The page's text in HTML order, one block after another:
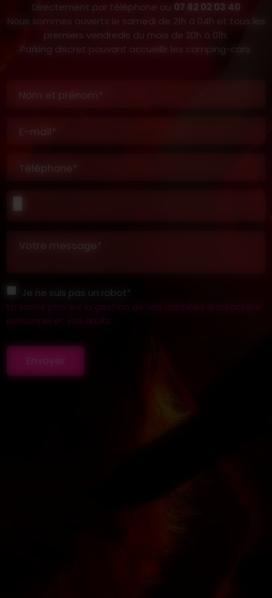
Directement par téléphone au 07 82 02 03 40
Nous sommes ouverts le samedi de 21h à 04h et tous les
premiers vendredis du mois de 20h à 01h.
Parking discret pouvant accueillir les camping-cars.
Nom et prénom*
E-mail*
Téléphone*
Votre message*
Je ne suis pas un robot*
En savoir plus sur la gestion de vos données à caractère
personnel et vos droits
Envoyer